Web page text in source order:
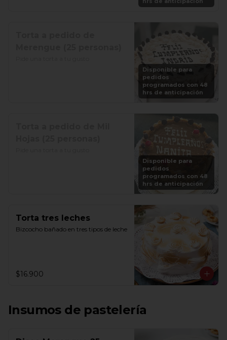
Disponible para
pedidos
programados con 48
hrs de anticipación
Disponible para
pedidos
programados con 48
hrs de anticipación
Torta tres leches
Bizcocho bañado en tres tipos de leche
$16.900
Insumos de pastelería